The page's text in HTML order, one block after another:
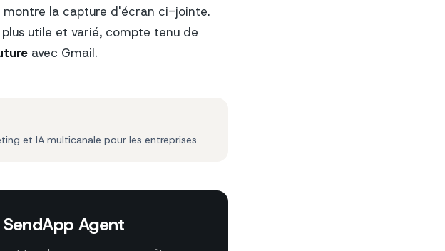
montre la capture d'écran ci-jointe.
utile et varié, compte tenu de
avec Gmail.
et IA multicanale pour les entreprises.
Agent